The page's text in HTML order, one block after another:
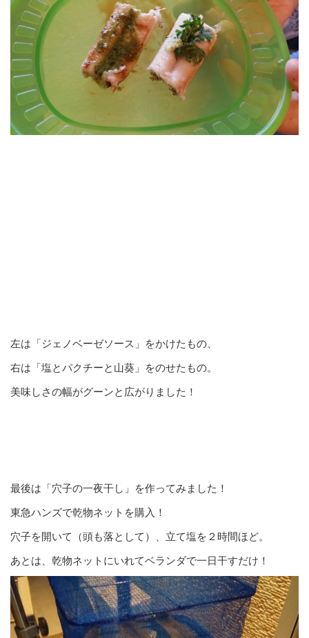
左は「ジェノベーゼソース」をかけたもの、
右は「塩とパクチーと山葵」をのせたもの。
美味しさの幅がグーンと広がりました！
最後は「穴子の一夜干し」を作ってみました！
東急ハンズで乾物ネットを購入！
穴子を開いて（頭も落として）、立て塩を２時間ほど。
あとは、乾物ネットにいれてベランダで一日干すだけ！